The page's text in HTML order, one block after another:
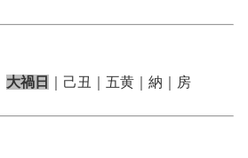
大禍日 ｜己丑｜五黄｜納｜房